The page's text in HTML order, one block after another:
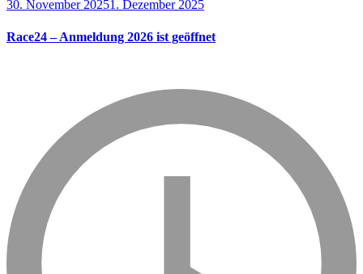
30. November 20251. Dezember 2025
Race24 – Anmeldung 2026 ist geöffnet